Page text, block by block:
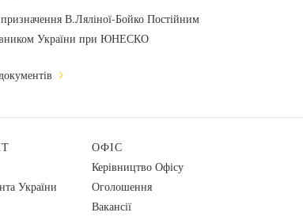
В.Ляліної-Бойко Постійним
України при ЮНЕСКО
України
ОФІС
Керівництво Офісу
Оголошення
Вакансії